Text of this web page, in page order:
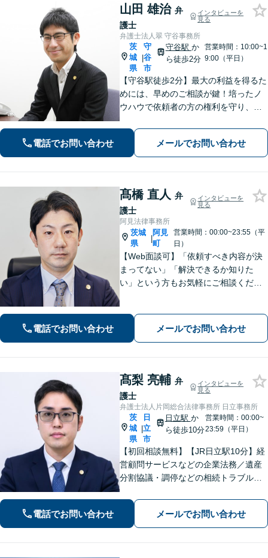
山田 雄治 弁
護士
インタビューを
見る
弁護士法人翠 守谷事務所
茨
城
県
|
守
谷
市
守谷駅 か
ら徒歩2分
営業時間：10:00~1
9:00（平日）
【守谷駅徒歩2分】最大の利益を得るた
めには、早めのご相談が鍵！培ったノ
ウハウで依頼者の方の権利を守り、最
す。借金、遺言相続、離婚、企業法務
その他どんな相談でも受け付けます。
電話でお問い合わせ メールでお問い合わせ
髙橋 直人 弁
護士
インタビューを
見る
阿見法律事務所
茨城
県
|
阿見
町
営業時間：00:00~23:55（平
日）
【Web面談可】「依頼すべき内容が決
まってない」「解決できるか知りた
い」という方もお気軽にご相談くださ
電話でお問い合わせ メールでお問い合わせ
髙梨 亮輔 弁
護士
インタビューを
見る
弁護士法人片岡総合法律事務所 日立事務所
茨
城
県
|
日
立
市
日立駅 か
ら徒歩10分
営業時間：00:00~
23:59（平日）
【初回相談無料】【JR日立駅10分】経
営顧問サービスなどの企業法務／遺産
分割協議・調停などの相続トラブルや
問題を中心に、幅広くご相談を承りま
す【土日祝対応可】分かりやすく丁寧
な対応を心がけ、最善の解決を目指し
ます
電話でお問い合わせ メールでお問い合わせ